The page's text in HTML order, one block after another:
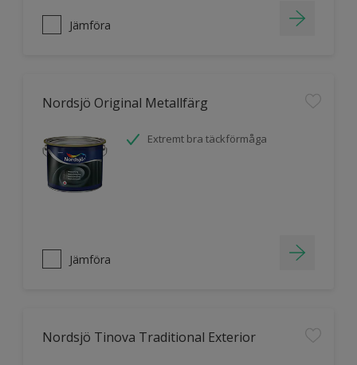
Jämföra
Nordsjö Original Metallfärg
Extremt bra täckförmåga
Jämföra
Nordsjö Tinova Traditional Exterior